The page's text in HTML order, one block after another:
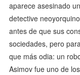
aparece asesinado
detective
antes de que sus
sociedades, pero
que más odia: un
Asimov fue uno de